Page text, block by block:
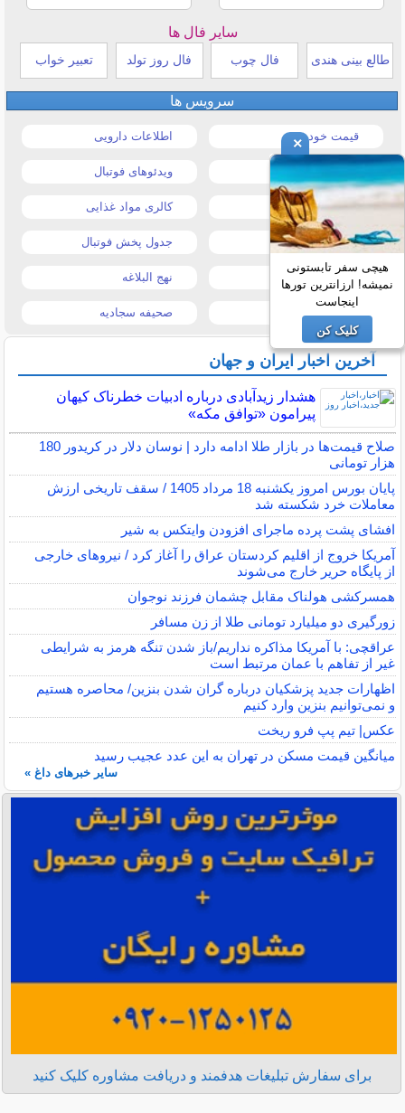
سایر فال ها
طالع بینی هندی فال چوب فال روز تولد تعبیر خواب
سرویس ها
قیمت خودرو اطلاعات دارویی
قیمت طلا و سکه ویدئوهای فوتبال
قیمت دلار کالری مواد غذایی
قیمت موبایل جدول پخش فوتبال
قیمت تبلت نهج البلاغه
صحیفه سجادیه
آخرین اخبار ایران و جهان
هشدار زیدآبادی درباره ادبیات خطرناک کیهان
پیرامون «توافق مکه»
صلاح قیمت‌ها در بازار طلا ادامه دارد | نوسان دلار در کریدور 180
هزار تومانی
پایان بورس امروز یکشنبه 18 مرداد 1405 / سقف تاریخی ارزش
معاملات خرد شکسته شد
افشای پشت پرده ماجرای افزودن وایتکس به شیر
آمریکا خروج از اقلیم کردستان عراق را آغاز کرد / نیروهای خارجی
از پایگاه حریر خارج می‌شوند
همسرکشی هولناک مقابل چشمان فرزند نوجوان
زورگیری دو میلیارد تومانی طلا از زن مسافر
عراقچی: با آمریکا مذاکره نداریم/باز شدن تنگه هرمز به شرایطی
غیر از تفاهم با عمان مرتبط است
اظهارات جدید پزشکیان درباره گران شدن بنزین/ محاصره هستیم
و نمی‌توانیم بنزین وارد کنیم
عکس| تیم پپ فرو ریخت
میانگین قیمت مسکن در تهران به این عدد عجیب رسید
سایر خبرهای داغ »
برای سفارش تبلیغات هدفمند و دریافت مشاوره کلیک کنید
×
هیچی سفر تابستونی
نمیشه! ارزانترین تورها
اینجاست
کلیک کن